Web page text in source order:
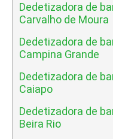
Dedetizadora de
Carvalho de Moura
Dedetizadora de
Campina Grande
Dedetizadora de
Caiapo
Dedetizadora de
Beira Rio